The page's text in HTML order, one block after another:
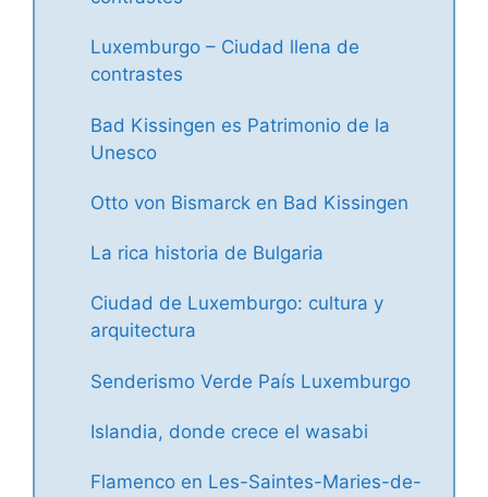
Luxemburgo – Ciudad llena de
contrastes
Bad Kissingen es Patrimonio de la
Unesco
Otto von Bismarck en Bad Kissingen
La rica historia de Bulgaria
Ciudad de Luxemburgo: cultura y
arquitectura
Senderismo Verde País Luxemburgo
Islandia, donde crece el wasabi
Flamenco en Les-Saintes-Maries-de-